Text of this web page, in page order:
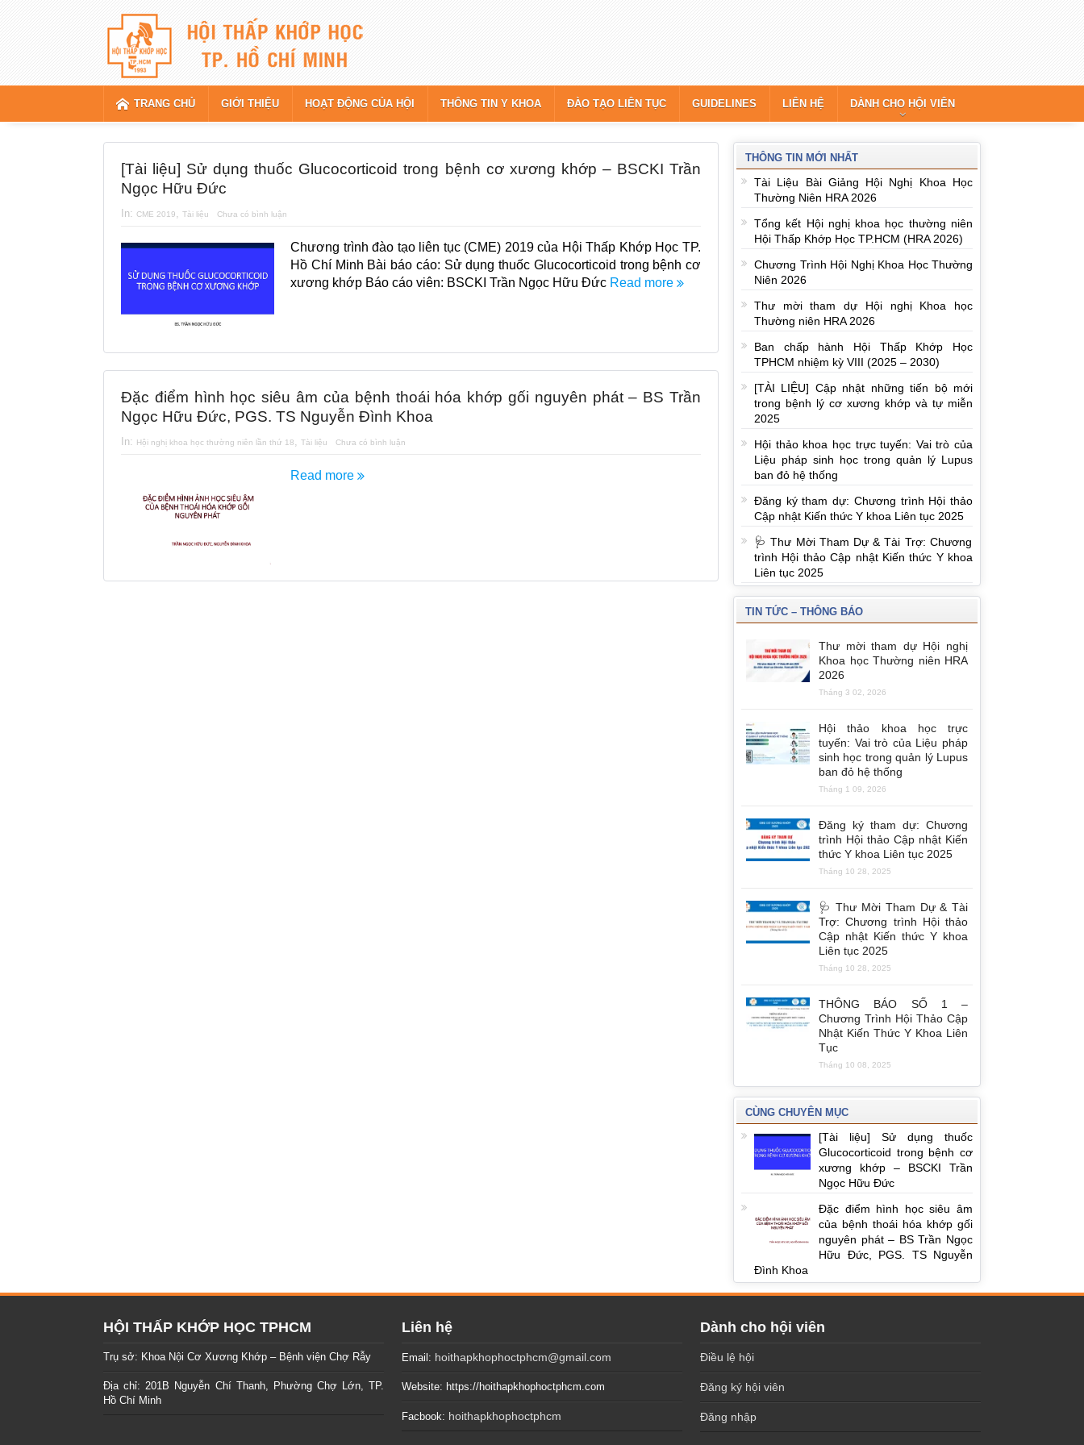
TRANG CHỦ GIỚI THIỆU HOẠT ĐỘNG CỦA HỘI THÔNG TIN Y KHOA ĐÀO TẠO LIÊN TỤC GUIDELINES LIÊN HỆ DÀNH CHO HỘI VIÊN
[Tài liệu] Sử dụng thuốc Glucocorticoid trong bệnh cơ xương khớp – BSCKI Trần
Ngọc Hữu Đức
In: CME 2019, Tài liệu Chưa có bình luận
Chương trình đào tạo liên tục (CME) 2019 của Hội Thấp Khớp Học TP.
Hồ Chí Minh Bài báo cáo: Sử dụng thuốc Glucocorticoid trong bệnh cơ
xương khớp Báo cáo viên: BSCKI Trần Ngọc Hữu Đức Read more
Đặc điểm hình học siêu âm của bệnh thoái hóa khớp gối nguyên phát – BS Trần
Ngọc Hữu Đức, PGS. TS Nguyễn Đình Khoa
In: Hội nghị khoa học thường niên lần thứ 18, Tài liệu Chưa có bình luận
Read more
THÔNG TIN MỚI NHẤT
Tài Liệu Bài Giảng Hội Nghị Khoa Học
Thường Niên HRA 2026
Tổng kết Hội nghị khoa học thường niên
Hội Thấp Khớp Học TP.HCM (HRA 2026)
Chương Trình Hội Nghị Khoa Học Thường
Niên 2026
Thư mời tham dự Hội nghị Khoa học
Thường niên HRA 2026
Ban chấp hành Hội Thấp Khớp Học
TPHCM nhiệm kỳ VIII (2025 – 2030)
[TÀI LIỆU] Cập nhật những tiến bộ mới
trong bệnh lý cơ xương khớp và tự miễn
2025
Hội thảo khoa học trực tuyến: Vai trò của
Liệu pháp sinh học trong quản lý Lupus
ban đỏ hệ thống
Đăng ký tham dự: Chương trình Hội thảo
Cập nhật Kiến thức Y khoa Liên tục 2025
🩺 Thư Mời Tham Dự & Tài Trợ: Chương
trình Hội thảo Cập nhật Kiến thức Y khoa
Liên tục 2025
TIN TỨC – THÔNG BÁO
Thư mời tham dự Hội nghị
Khoa học Thường niên HRA
2026
Tháng 3 02, 2026
Hội thảo khoa học trực
tuyến: Vai trò của Liệu pháp
sinh học trong quản lý Lupus
ban đỏ hệ thống
Tháng 1 09, 2026
Đăng ký tham dự: Chương
trình Hội thảo Cập nhật Kiến
thức Y khoa Liên tục 2025
Tháng 10 28, 2025
🩺 Thư Mời Tham Dự & Tài
Trợ: Chương trình Hội thảo
Cập nhật Kiến thức Y khoa
Liên tục 2025
Tháng 10 28, 2025
THÔNG BÁO SỐ 1 –
Chương Trình Hội Thảo Cập
Nhật Kiến Thức Y Khoa Liên
Tục
Tháng 10 08, 2025
CÙNG CHUYÊN MỤC
[Tài liệu] Sử dụng thuốc
Glucocorticoid trong bệnh cơ
xương khớp – BSCKI Trần
Ngọc Hữu Đức
Đặc điểm hình học siêu âm
của bệnh thoái hóa khớp gối
nguyên phát – BS Trần Ngọc
Hữu Đức, PGS. TS Nguyễn
Đình Khoa
HỘI THẤP KHỚP HỌC TPHCM
Trụ sở: Khoa Nội Cơ Xương Khớp – Bệnh viện Chợ Rẫy
Địa chỉ: 201B Nguyễn Chí Thanh, Phường Chợ Lớn, TP.
Hồ Chí Minh
Liên hệ
Email: hoithapkhophoctphcm@gmail.com
Website: https://hoithapkhophoctphcm.com
Facbook: hoithapkhophoctphcm
Dành cho hội viên
Điều lệ hội
Đăng ký hội viên
Đăng nhập